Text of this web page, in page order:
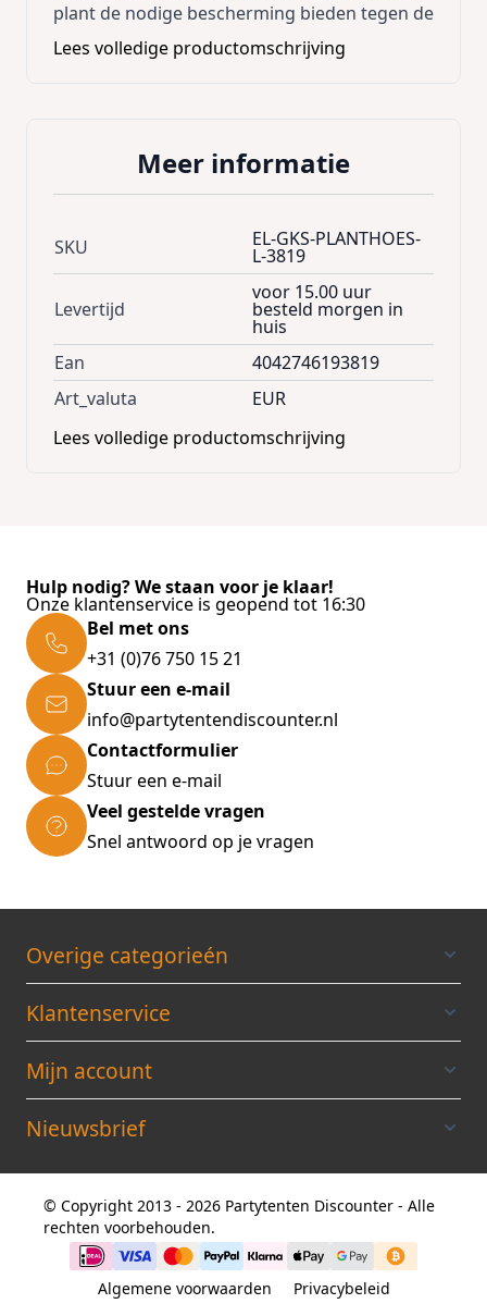
plant de nodige bescherming bieden tegen de
koude wind en vorst.
Deze planthoes bezit een handig trekkoord.
Lees volledige productomschrijving
Meer informatie
SKU EL-GKS-PLANTHOES-
L-3819
Levertijd
voor 15.00 uur
besteld morgen in
huis
Ean
4042746193819
Art_valuta
EUR
Lees volledige productomschrijving
Hulp nodig? We staan voor je klaar!
Onze klantenservice is geopend tot 16:30
Bel met ons
+31 (0)76 750 15 21
Stuur een e-mail
info@partytentendiscounter.nl
Contactformulier
Stuur een e-mail
Veel gestelde vragen
Snel antwoord op je vragen
Overige categorieén
Klantenservice
Mijn account
Nieuwsbrief
© Copyright 2013 - 2026 Partytenten Discounter - Alle
rechten voorbehouden.
Algemene voorwaarden Privacybeleid